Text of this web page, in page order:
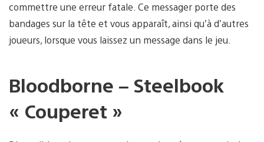
commettre une erreur fatale. Ce messager porte des
bandages sur la tête et vous apparaît, ainsi qu’à d’autres
joueurs, lorsque vous laissez un message dans le jeu.
Bloodborne – Steelbook
« Couperet »